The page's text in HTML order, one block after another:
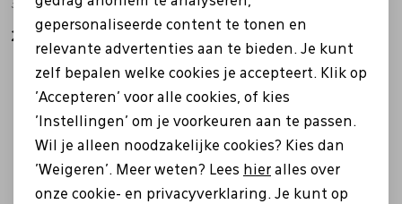
310945 Renegade GTX Mid bruin
219,99
210408 Trekker LL bruin
gepersonaliseerde content te tonen en
relevante advertenties aan te bieden. Je kunt
zelf bepalen welke cookies je accepteert. Klik op
'Accepteren' voor alle cookies, of kies
'Instellingen' om je voorkeuren aan te passen.
Wil je alleen noodzakelijke cookies? Kies dan
'Weigeren'. Meer weten? Lees hier alles over
onze cookie- en privacyverklaring. Je kunt op